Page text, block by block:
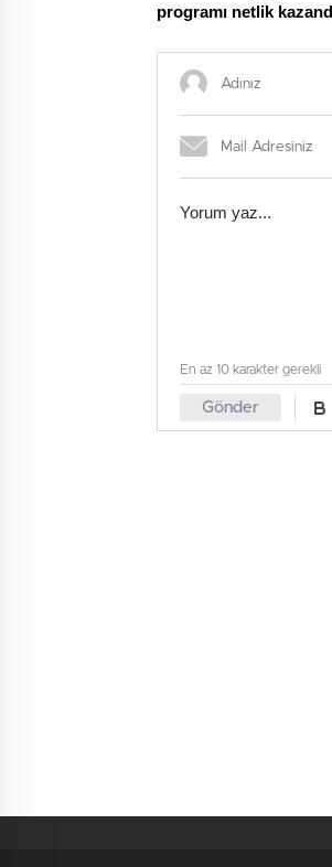
programı netlik
Gönder
En az 10 karakter gerekli